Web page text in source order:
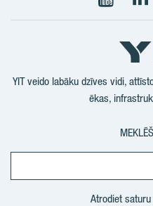
Seko
mums
YIT veido labāku dzīves vidi,
ēkas,
Atrodiet